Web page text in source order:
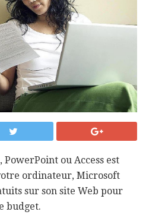
ou Access est
ordinateur, Microsoft
sur son site Web pour
budget.